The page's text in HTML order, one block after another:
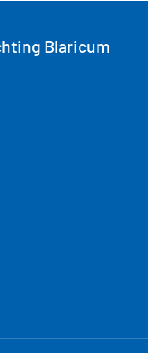
Blaricum
Kantin -Kantin -
Instagram Kantin -